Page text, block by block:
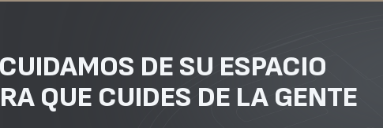
CUIDAMOS DE SU ESPACIO
QUE CUIDES DE LA GENTE